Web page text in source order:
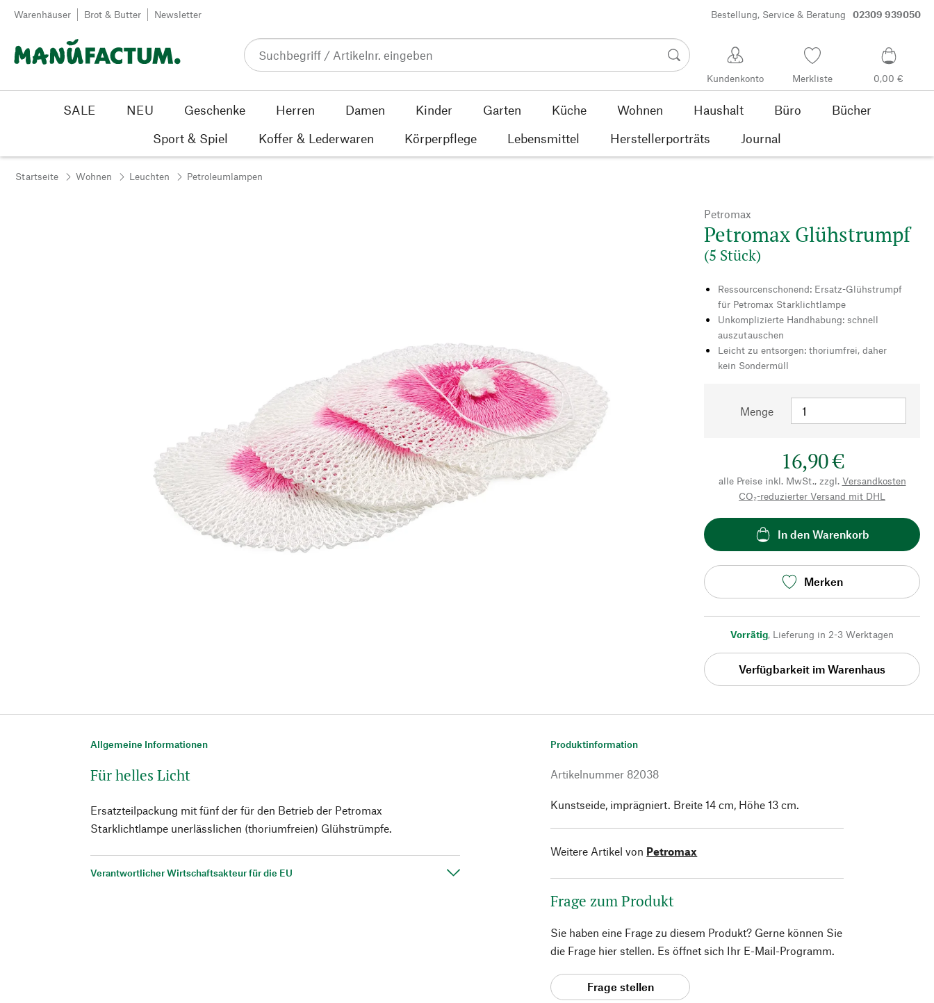
Zum Inhalt springen
Warenhäuser Brot & Butter Newsletter Bestellung, Service & Beratung 02309 939050
Kundenkonto Merkliste 0,00 €
SALE NEU Geschenke Herren Damen Kinder Garten Küche Wohnen Haushalt Büro
Bücher
Sport & Spiel
Koffer & Lederwaren Körperpflege Lebensmittel Herstellerporträts Journal
Startseite Wohnen Leuchten Petroleumlampen
Petromax
Petromax Glühstrumpf
(5 Stück)
Ressourcenschonend: Ersatz-Glühstrumpf
für Petromax Starklichtlampe
Unkomplizierte Handhabung: schnell
auszutauschen
Leicht zu entsorgen: thoriumfrei, daher
kein Sondermüll
Menge
16,90 €
alle Preise inkl. MwSt., zzgl. Versandkosten
CO₂-reduzierter Versand mit DHL
In den Warenkorb
Merken
Vorrätig, Lieferung in 2-3 Werktagen
Verfügbarkeit im Warenhaus
Allgemeine Informationen
Für helles Licht
Ersatzteilpackung mit fünf der für den Betrieb der Petromax
Starklichtlampe unerlässlichen (thoriumfreien) Glühstrümpfe.
Verantwortlicher Wirtschaftsakteur für die EU
Produktinformation
Artikelnummer 82038
Kunstseide, imprägniert. Breite 14 cm, Höhe 13 cm.
Weitere Artikel von Petromax
Frage zum Produkt
Sie haben eine Frage zu diesem Produkt? Gerne können Sie
die Frage hier stellen. Es öffnet sich Ihr E-Mail-Programm.
Frage stellen